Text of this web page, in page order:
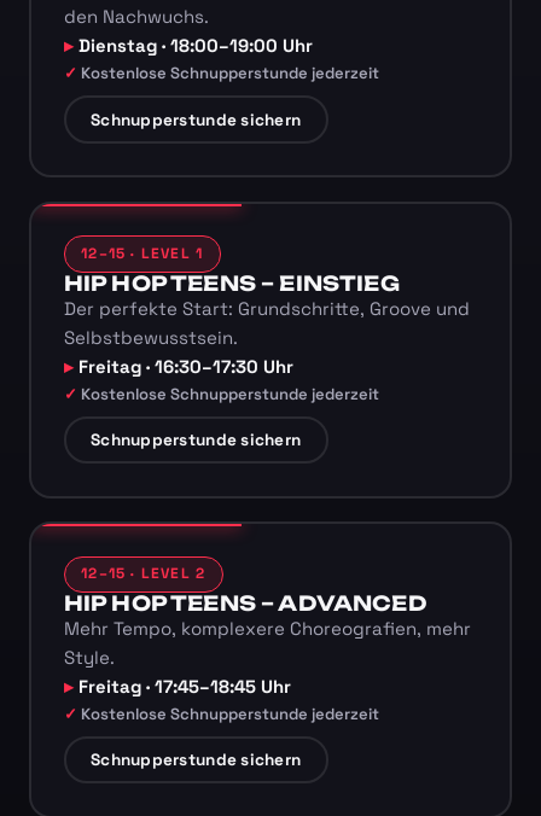
den Nachwuchs.
Dienstag · 18:00–19:00 Uhr
Kostenlose Schnupperstunde jederzeit
Schnupperstunde sichern
12–15 · LEVEL 1
HIP HOP TEENS – EINSTIEG
Der perfekte Start: Grundschritte, Groove und
Selbstbewusstsein.
Freitag · 16:30–17:30 Uhr
Kostenlose Schnupperstunde jederzeit
Schnupperstunde sichern
12–15 · LEVEL 2
HIP HOP TEENS – ADVANCED
Mehr Tempo, komplexere Choreografien, mehr
Style.
Freitag · 17:45–18:45 Uhr
Kostenlose Schnupperstunde jederzeit
Schnupperstunde sichern